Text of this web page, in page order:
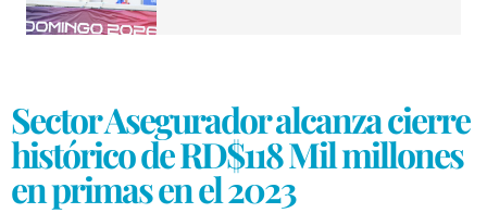
Sector Asegurador alcanza cierre
histórico de RD$118 Mil millones
en primas en el 2023